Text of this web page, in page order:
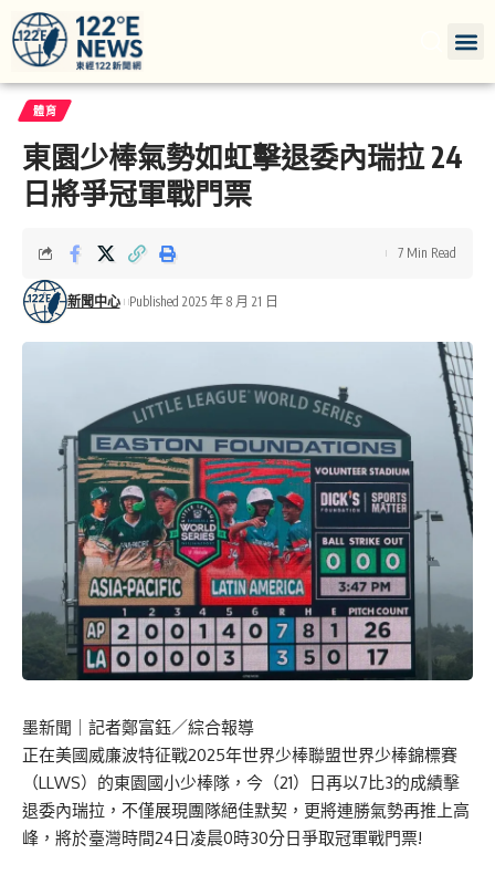
體育
東園少棒氣勢如虹擊退委內瑞拉 24
日將爭冠軍戰門票
新聞中心 Published 2025 年 8 月 21 日
7 Min Read
墨新聞 ｜記者鄭富鈺／綜合報導
正在美國威廉波特征戰2025年世界少棒聯盟世界少棒錦標賽
（LLWS）的東園國小少棒隊，今（21）日再以7比3的成績擊
退委內瑞拉，不僅展現團隊絕佳默契，更將連勝氣勢再推上高
峰，將於臺灣時間24日凌晨0時30分日爭取冠軍戰門票!